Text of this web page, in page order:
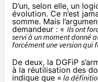
D’un, selon elle, un
évolution. Ce n’est
somme. Mais
demandeur : « Ils ont
servi à un moment donné
forcément une version qui
De deux, la DGFiP
à la réutilisation des
indique que « la